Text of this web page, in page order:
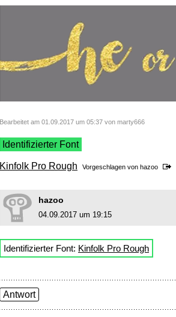
Bearbeitet am 01.09.2017 um 05:37 von marty666
Identifizierter Font
Kinfolk Pro Rough Vorgeschlagen von hazoo
hazoo
04.09.2017 um 19:15
Identifizierter Font: Kinfolk Pro Rough
Antwort